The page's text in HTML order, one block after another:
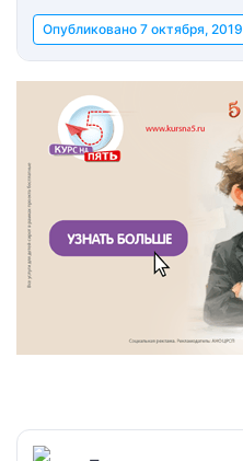
Опубликовано 7 октября, 2019